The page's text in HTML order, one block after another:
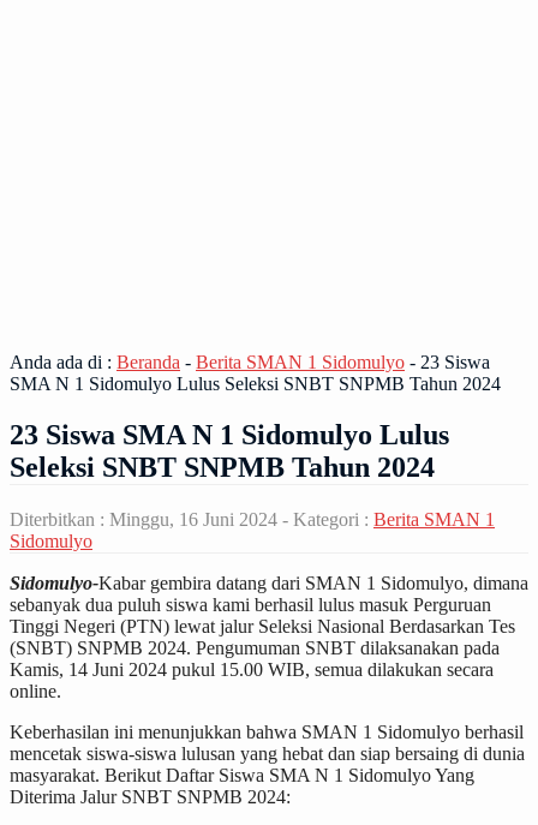
Anda ada di : Beranda - Berita SMAN 1 Sidomulyo - 23 Siswa
SMA N 1 Sidomulyo Lulus Seleksi SNBT SNPMB Tahun 2024
23 Siswa SMA N 1 Sidomulyo Lulus
Seleksi SNBT SNPMB Tahun 2024
Diterbitkan : Minggu, 16 Juni 2024 - Kategori : Berita SMAN 1
Sidomulyo
Sidomulyo-Kabar gembira datang dari SMAN 1 Sidomulyo, dimana
sebanyak dua puluh siswa kami berhasil lulus masuk Perguruan
Tinggi Negeri (PTN) lewat jalur Seleksi Nasional Berdasarkan Tes
(SNBT) SNPMB 2024. Pengumuman SNBT dilaksanakan pada
Kamis, 14 Juni 2024 pukul 15.00 WIB, semua dilakukan secara
online.
Keberhasilan ini menunjukkan bahwa SMAN 1 Sidomulyo berhasil
mencetak siswa-siswa lulusan yang hebat dan siap bersaing di dunia
masyarakat. Berikut Daftar Siswa SMA N 1 Sidomulyo Yang
Diterima Jalur SNBT SNPMB 2024: